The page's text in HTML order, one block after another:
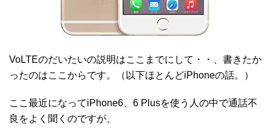
VoLTEのだいたいの説明はここまでにして・・、書きたか
ったのはここからです。（以下ほとんどiPhoneの話。）
ここ最近になってiPhone6、6 Plusを使う人の中で通話不
良をよく聞くのですが、